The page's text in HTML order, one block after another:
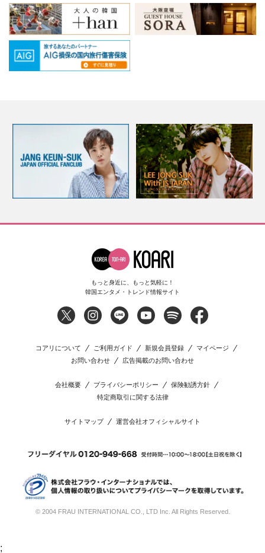
もっと身近に、もっと気軽に！
韓国エンタメ・トレンド情報サイト
コアリについて ご利用ガイド 新規会員登録
マイページ
お問い合わせ
広告掲載のお問い合わせ
会社概要 プライバシーポリシー
保険勧誘方針
特定商取引に関する法律
サイトマップ 運営会社オフィシャルサイト
© 2004 FRAU INTERNATIONAL CO., LTD Inc. All Rights Reserved.
;